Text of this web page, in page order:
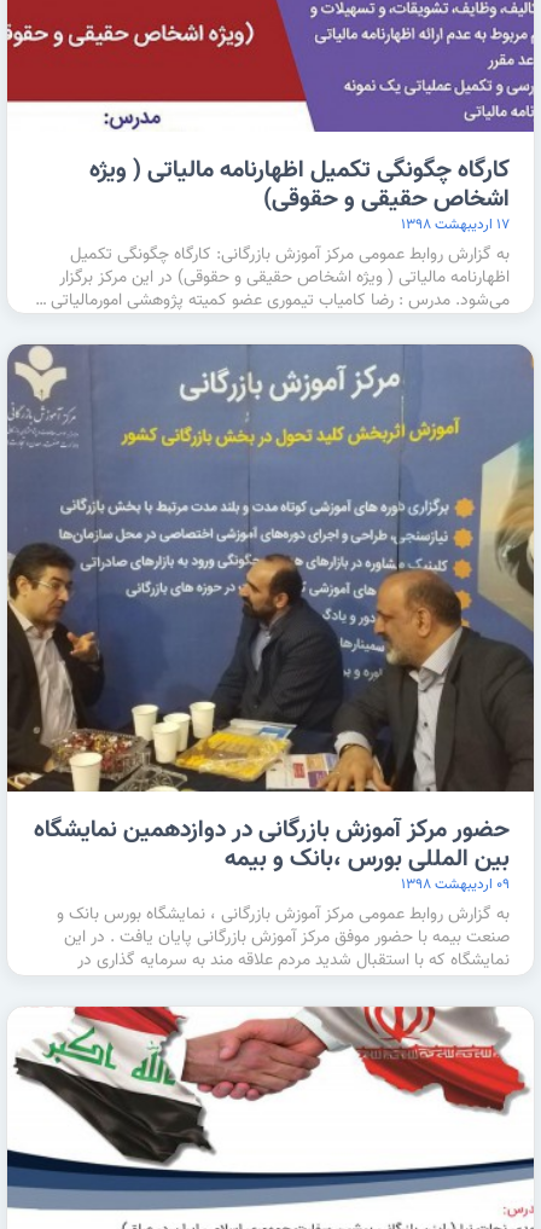
کارگاه چگونگی تکمیل اظهارنامه مالیاتی ( ویژه
اشخاص حقیقی و حقوقی)
۱۷ اردیبهشت ۱۳۹۸
به گزارش روابط عمومی مرکز آموزش بازرگانی: کارگاه چگونگی تکمیل
اظهارنامه مالیاتی ( ویژه اشخاص حقیقی و حقوقی) در این مرکز برگزار
می‌شود. مدرس : رضا کامیاب تیموری عضو کمیته پژوهشی امورمالیاتی …
حضور مرکز آموزش بازرگانی در دوازدهمین نمایشگاه
بین المللی بورس ،بانک و بیمه
۰۹ اردیبهشت ۱۳۹۸
به گزارش روابط عمومی مرکز آموزش بازرگانی ، نمایشگاه بورس بانک و
صنعت بیمه با حضور موفق مرکز آموزش بازرگانی پایان یافت . در این
نمایشگاه که با استقبال شدید مردم علاقه مند به سرمایه گذاری در
صنعت …